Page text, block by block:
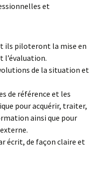
et
ils piloteront la mise en
l’évaluation.
de la situation et
de référence et les
pour acquérir, traiter,
ainsi que pour
écrit, de façon claire et